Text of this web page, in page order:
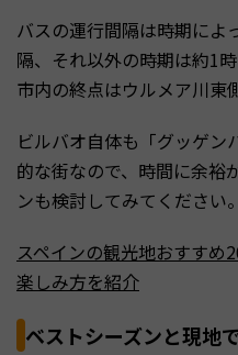
バスの運行間隔は時期によ
隔、それ以外の時期は約1
市内の終点はウルメア川東
ビルバオ自体も「グッゲン
的な街なので、時間に余裕
ンも検討してみてください。
スペインの観光地おすすめ
楽しみ方を紹介
ベストシーズンと現地